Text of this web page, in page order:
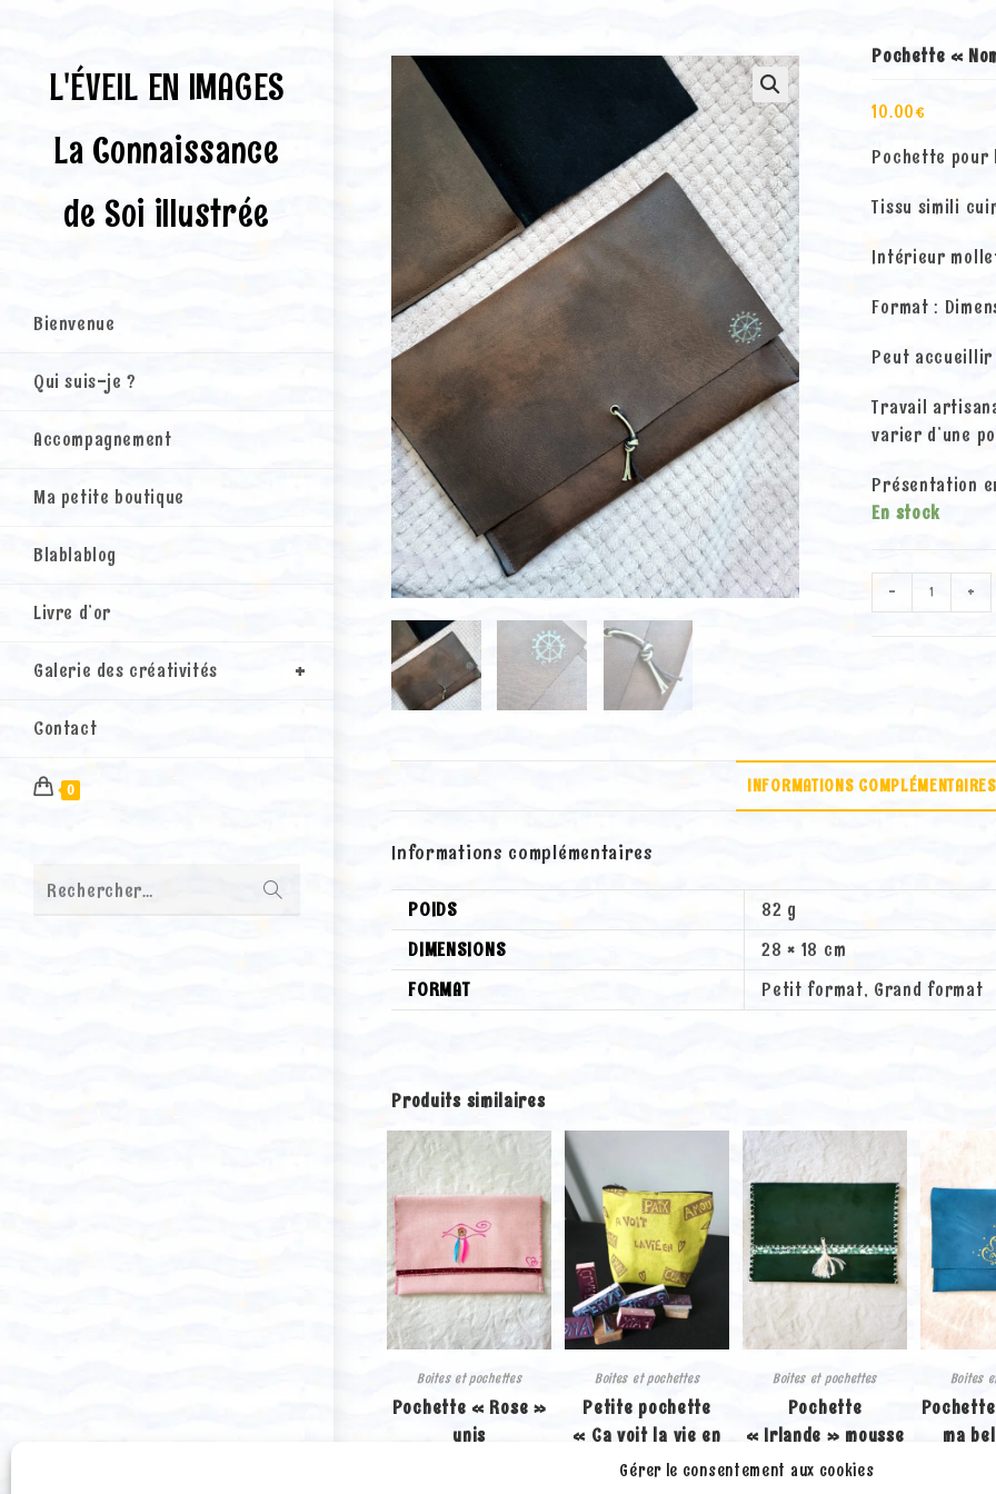
Gérer le consentement aux cookies
L'ÉVEIL EN IMAGES
La Connaissance
de Soi illustrée
Bienvenue
Qui suis-je ?
Accompagnement
Ma petite boutique
Blablablog
Livre d’or
Galerie des créativités
Contact
0
Rechercher… la
Pochette «
10.00€
Pochette
Tissu simili
Intérieur
Format :
Peut accueillir
Travail
varier d’une
Présentation
En stock
- +
INFORMATIONS COMPLÉMENTAIRES
Informations complémentaires
POIDS
82 g
DIMENSIONS
28 × 18 cm
FORMAT
Petit format, Grand format
Produits similaires
Boites et pochettes
Pochette « Rose »
unis
Boites et pochettes
Petite pochette
« Ça voit la vie en
cœur »
Boites et pochettes
Pochette
« Irlande » mousse
fleurie
Boites
ma